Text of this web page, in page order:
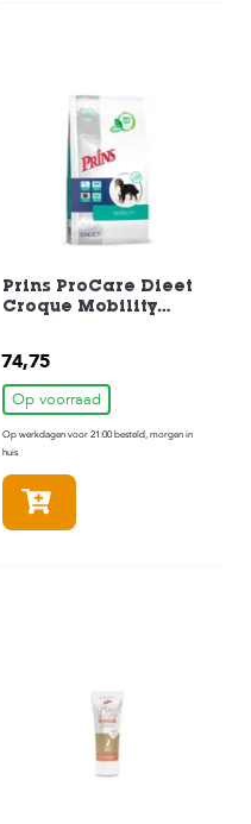
Prins ProCare Dieet
Croque Mobility
74,75
Op voorraad
Op werkdagen voor 21:00 besteld, morgen in
huis